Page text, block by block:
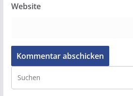
Website